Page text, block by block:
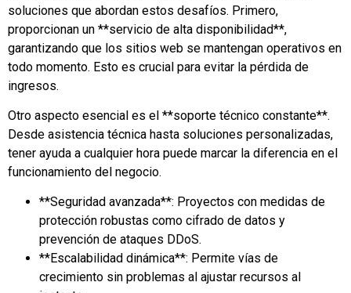
soluciones que abordan estos desafíos. Primero,
proporcionan un **servicio de alta disponibilidad**,
garantizando que los sitios web se mantengan operativos en
todo momento. Esto es crucial para evitar la pérdida de
ingresos.
Otro aspecto esencial es el **soporte técnico constante**.
Desde asistencia técnica hasta soluciones personalizadas,
tener ayuda a cualquier hora puede marcar la diferencia en el
funcionamiento del negocio.
**Seguridad avanzada**: Proyectos con medidas de
protección robustas como cifrado de datos y
prevención de ataques DDoS.
**Escalabilidad dinámica**: Permite vías de
crecimiento sin problemas al ajustar recursos al